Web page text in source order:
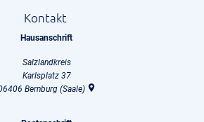
Kontakt
Hausanschrift
Salzlandkreis
Karlsplatz 37
Bernburg (Saale)